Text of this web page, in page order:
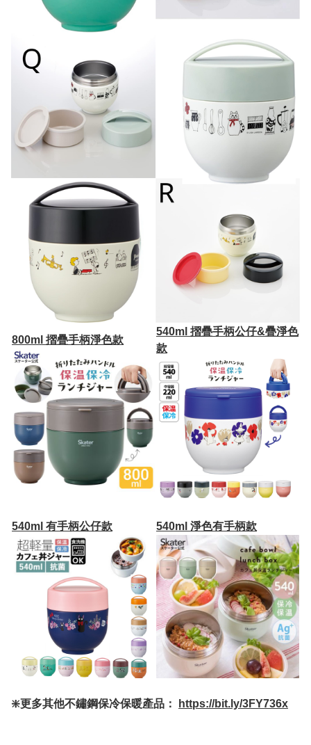
800ml 摺疊手柄淨色款
540ml 摺疊手柄公仔&疊淨色
款
540ml 有手柄公仔款 540ml 淨色有手柄款
❇️更多其他不鏽鋼保冷保暖產品： https://bit.ly/3FY736x